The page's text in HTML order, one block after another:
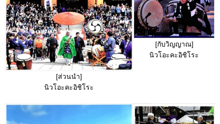
[ส่วนนำ]
นิวโอะคะอิชิโระ
[กับวิญญาณ]
นิวโอะคะอิชิโระ